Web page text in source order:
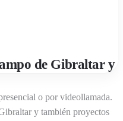
de Gibraltar y
o por videollamada.
y también proyectos